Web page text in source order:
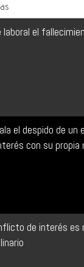
el
el despido de un
con su propia
de interés es